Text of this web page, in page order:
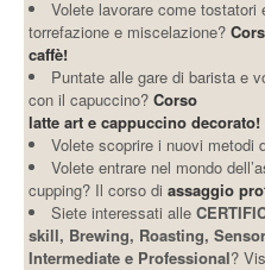
Volete lavorare come tostatori
torrefazione e miscelazione?
caffè!
Puntate alle gare di barista e
con il capuccino?Corso
latte art e cappuccino decorato!
Volete scoprire i nuovi metodi
Volete entrare nel mondo
cupping? Il corso diassaggio
Siete interessati alle
skill, Brewing, Roasting,
Intermediate e Professional?